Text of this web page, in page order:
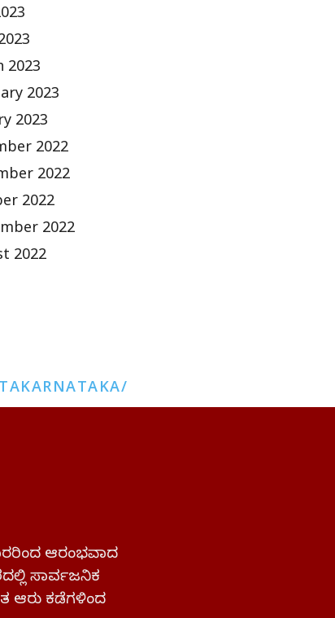
2023
2023
2023
2022
2022
2022
2022
2022
ಆರಂಭವಾದ
ಸಾರ್ವಜನಿಕ
ಆರು ಕಡೆಗಳಿಂದ